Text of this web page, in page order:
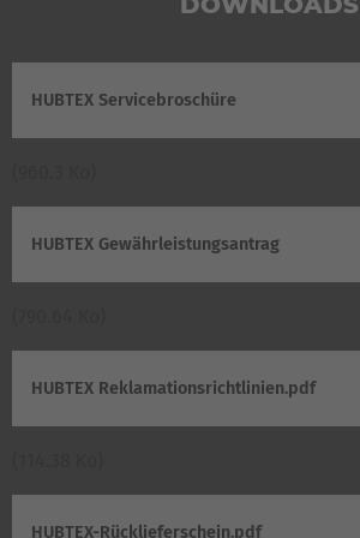
HUBTEX Servicebroschüre
HUBTEX Gewährleistungsantrag
HUBTEX Reklamationsrichtlinien.pdf
HUBTEX-Rücklieferschein.pdf